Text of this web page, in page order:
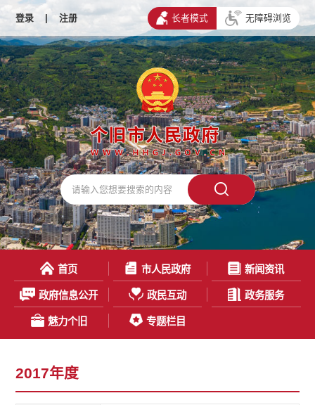
登录 | 注册 长者模式 无障碍浏览
首页 市人民政府 新闻资讯
政府信息公开 政民互动 政务服务
魅力个旧 专题栏目
2017年度